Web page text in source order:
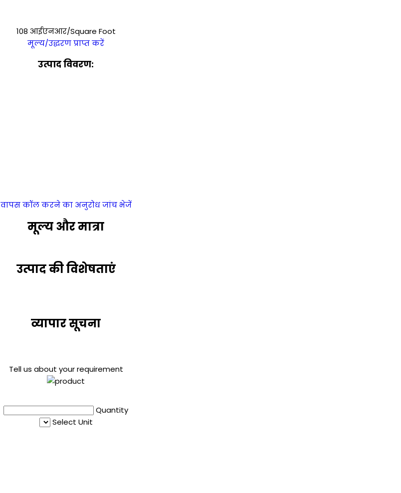
108 आईएनआर/Square Foot
मूल्य/उद्धरण प्राप्त करें
उत्पाद विवरण:
वापस कॉल करने का अनुरोध जांच भेजें
मूल्य और मात्रा
उत्पाद की विशेषताएं
व्यापार सूचना
Tell us about your requirement
Quantity
Select Unit